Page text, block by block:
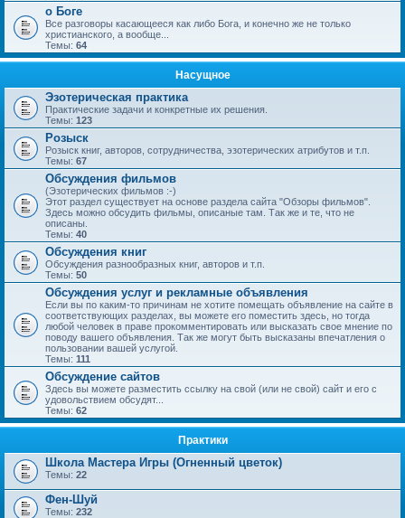
о Боге
Все разговоры касающееся как либо Бога, и конечно же не только
христианского, а вообще...
Темы: 64
Насущное
Эзотерическая практика
Практические задачи и конкретные их решения.
Темы: 123
Розыск
Розыск книг, авторов, сотрудничества, эзотерических атрибутов и т.п.
Темы: 67
Обсуждения фильмов
(Эзотерических фильмов :-)
Этот раздел существует на основе раздела сайта "Обзоры фильмов".
Здесь можно обсудить фильмы, описаные там. Так же и те, что не
описаны.
Темы: 40
Обсуждения книг
Обсуждения разнообразных книг, авторов и т.п.
Темы: 50
Обсуждения услуг и рекламные объявления
Если вы по каким-то причинам не хотите помещать объявление на сайте в
соответствующих разделах, вы можете его поместить здесь, но тогда
любой человек в праве прокомментировать или высказать свое мнение по
поводу вашего объявления. Так же могут быть высказаны впечатления о
пользовании вашей услугой.
Темы: 111
Обсуждение сайтов
Здесь вы можете разместить ссылку на свой (или не свой) сайт и его с
удовольствием обсудят...
Темы: 62
Практики
Школа Мастера Игры (Огненный цветок)
Темы: 22
Фен-Шуй
Темы: 232